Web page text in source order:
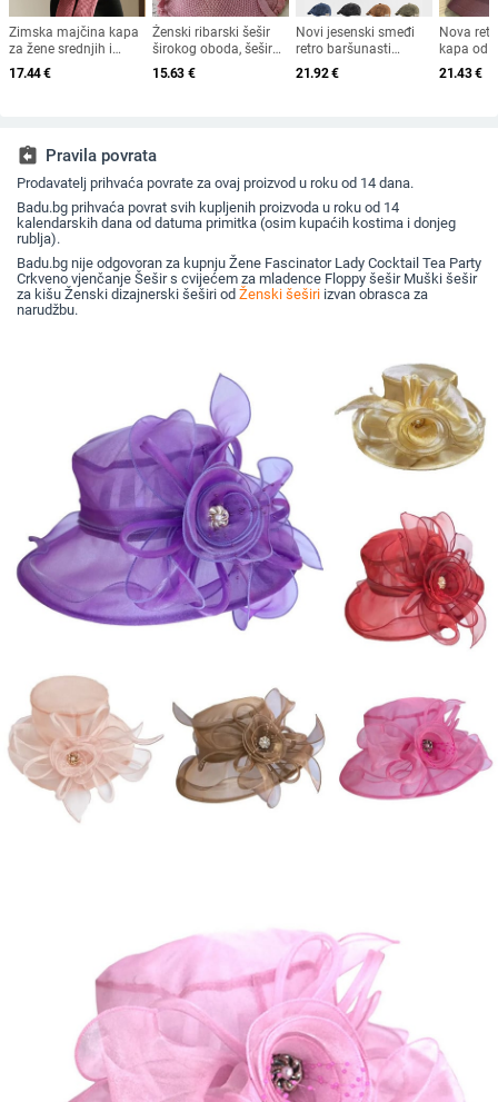
Zimska majčina kapa
za žene srednjih i
starijih godina, pletena
od zečjeg krzna,
za umivaonik
17.44€
Ženski ribarski šešir
širokog oboda, šešir
za sunce, pleteni šešir
za sunce, šešir za
15.63 €
Novi jesenski smeđi
retro baršunasti
osmerokutni šešir za
muškarce i žene,
21.92€
Nova
kapa od
krzna za
2025. za
21.43€
assignment_return Pravila povrata
Prodavatelj prihvaća povrate za ovaj proizvod u roku od 14 dana.
Badu.bg prihvaća povrat svih kupljenih proizvoda u roku od 14
kalendarskih dana od datuma primitka (osim kupaćih kostima i donjeg
rublja).
Badu.bg nije odgovoran za kupnju Žene Fascinator Lady Cocktail Tea Party
Crkveno vjenčanje Šešir s cvijećem za mladence Floppy šešir Muški šešir
za kišu Ženski dizajnerski šeširi od Ženski šeširi izvan obrasca za
narudžbu.